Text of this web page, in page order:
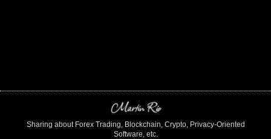
Martin Rio
Sharing about Forex Trading, Blockchain, Crypto, Privacy-Oriented
Software, etc.